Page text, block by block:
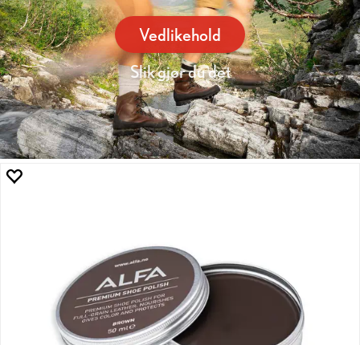
Vedlikehold
Slik gjør du det